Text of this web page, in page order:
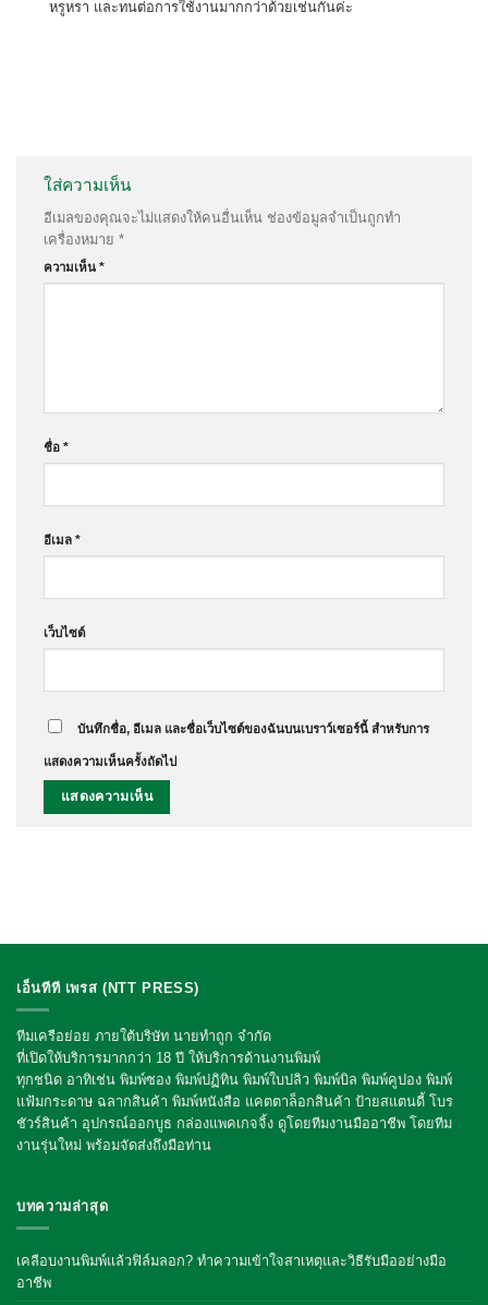
หรูหรา และทนต่อการใช้งานมากกว่าด้วยเช่นกันค่ะ
ใส่ความเห็น
อีเมลของคุณจะไม่แสดงให้คนอื่นเห็น ช่องข้อมูลจำเป็นถูกทำ
เครื่องหมาย *
ความเห็น *
ชื่อ *
อีเมล *
เว็บไซต์
บันทึกชื่อ, อีเมล และชื่อเว็บไซต์ของฉันบนเบราว์เซอร์นี้ สำหรับการ
แสดงความเห็นครั้งถัดไป
เอ็นทีที เพรส (NTT PRESS)
ทีมเครือย่อย ภายใต้บริษัท นายทำถูก จำกัด
ที่เปิดให้บริการมากกว่า 18 ปี ให้บริการด้านงานพิมพ์
ทุกชนิด อาทิเช่น พิมพ์ซอง พิมพ์ปฏิทิน พิมพ์ใบปลิว พิมพ์บิล พิมพ์คูปอง พิมพ์
แฟ้มกระดาษ ฉลากสินค้า พิมพ์หนังสือ แคตตาล็อกสินค้า ป้ายสแตนดี้ โบร
ชัวร์สินค้า อุปกรณ์ออกบูธ กล่องแพคเกจจิ้ง ดูโดยทีมงานมืออาชีพ โดยทีม
งานรุ่นใหม่ พร้อมจัดส่งถึงมือท่าน
บทความล่าสุด
เคลือบงานพิมพ์แล้วฟิล์มลอก? ทำความเข้าใจสาเหตุและวิธีรับมืออย่างมือ
อาชีพ